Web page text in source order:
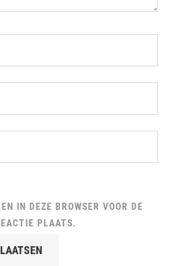
IN DEZE BROWSER VOOR DE
PLAATS.